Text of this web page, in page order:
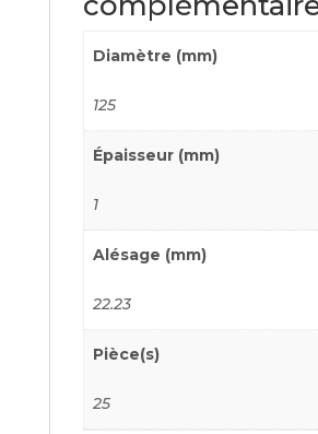
Diamètre (mm)
125
Épaisseur (mm)
1
Alésage (mm)
22.23
Pièce(s)
25